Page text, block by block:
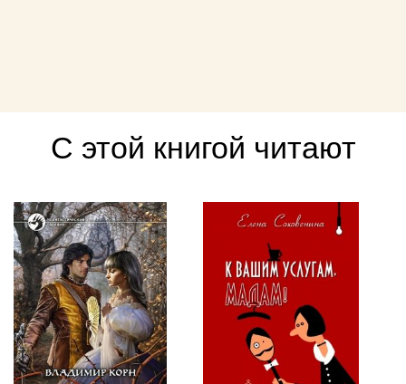
С этой книгой читают